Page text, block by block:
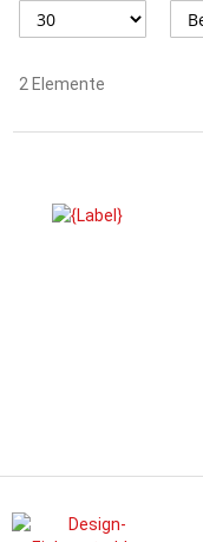
2 Elemente